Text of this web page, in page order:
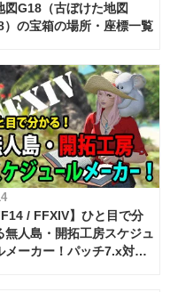
図G18（古ぼけた地図
）の宝箱の場所・座標一覧
/ FFXIV】ひと目で分
無人島・開拓工房スケジュ
メーカー！パッチ7.x対応